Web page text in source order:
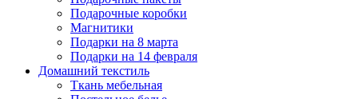
Подарочные коробки
Магнитики
Подарки на 8 марта
Подарки на 14 февраля
Домашний текстиль
Ткань мебельная